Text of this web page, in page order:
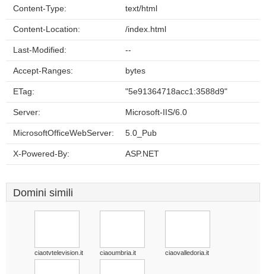
Content-Type: text/html
Content-Location: /index.html
Last-Modified: --
Accept-Ranges: bytes
ETag: "5e91364718acc1:3588d9"
Server: Microsoft-IIS/6.0
MicrosoftOfficeWebServer: 5.0_Pub
X-Powered-By: ASP.NET
Domini simili
ciaotvtelevision.it ciaoumbria.it ciaovalledoria.it